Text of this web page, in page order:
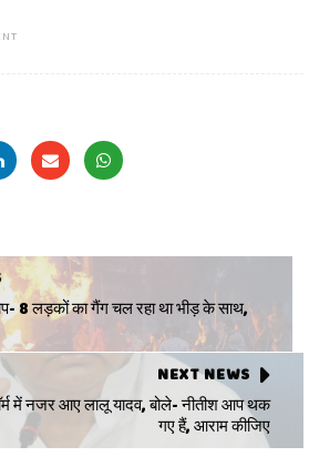
8 लड़कों का गैंग चल रहा था भीड़ के साथ,
NEXT NEWS
में नजर आए लालू यादव, बोले- नीतीश आप थक
गए हैं, आराम कीजिए